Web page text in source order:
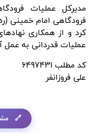
مدیرکل عملیات
فرودگاهی امام خمینی
کرد و از همکاری
عملیات قدردانی به عمل
کد مطلب6497431
علی فروزانفر